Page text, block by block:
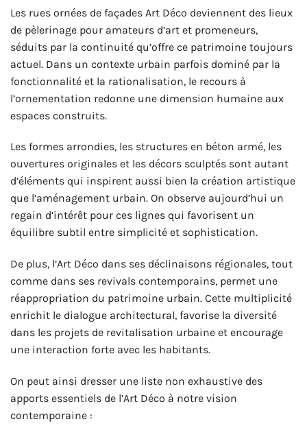
Les rues ornées de façades Art Déco deviennent des lieux
de pèlerinage pour amateurs d’art et promeneurs,
séduits par la continuité qu’offre ce patrimoine toujours
actuel. Dans un contexte urbain parfois dominé par la
fonctionnalité et la rationalisation, le recours à
l’ornementation redonne une dimension humaine aux
espaces construits.
Les formes arrondies, les structures en béton armé, les
ouvertures originales et les décors sculptés sont autant
d’éléments qui inspirent aussi bien la création artistique
que l’aménagement urbain. On observe aujourd’hui un
regain d’intérêt pour ces lignes qui favorisent un
équilibre subtil entre simplicité et sophistication.
De plus, l’Art Déco dans ses déclinaisons régionales, tout
comme dans ses revivals contemporains, permet une
réappropriation du patrimoine urbain. Cette multiplicité
enrichit le dialogue architectural, favorise la diversité
dans les projets de revitalisation urbaine et encourage
une interaction forte avec les habitants.
On peut ainsi dresser une liste non exhaustive des
apports essentiels de l’Art Déco à notre vision
contemporaine :